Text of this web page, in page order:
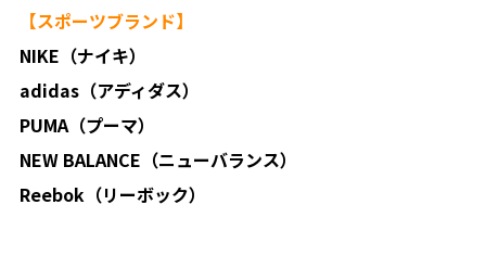
【スポーツブランド】
NIKE（ナイキ）
adidas（アディダス）
PUMA（プーマ）
NEW BALANCE（ニューバランス）
Reebok（リーボック）